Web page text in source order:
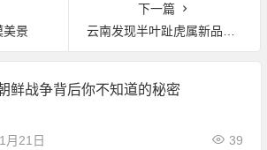
美景
下一篇
云南发现半叶趾虎属新品种 即：砚山半叶趾虎和思茅半叶趾虎
鲜战争背后你不知道的秘密
月21日 39